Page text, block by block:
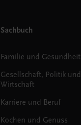
Sachbuch
Familie und Gesundheit
Gesellschaft, Politik und
Wirtschaft
Karriere und Beruf
Kochen und Genuss